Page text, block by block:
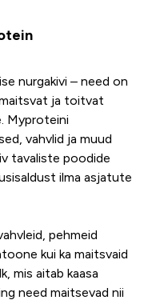
nurgakivi – need on
ja toitvat
Myproteini
vahvlid ja muud
tavaliste poodide
ilma asjatute
pehmeid
kui ka maitsvaid
mis aitab kaasa
need maitsevad nii